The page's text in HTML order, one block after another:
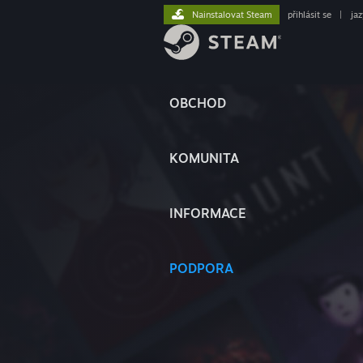
OBCHOD
KOMUNITA
INFORMACE
PODPORA
Nainstalovat Steam přihlásit se